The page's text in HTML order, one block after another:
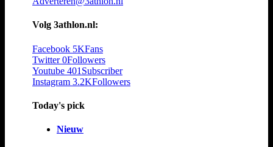
Volg 3athlon.nl:
Facebook 5KFans
Twitter 0Followers
Youtube 401 Subscriber
Instagram 3.2KFollowers
Today's pick
Nieuw